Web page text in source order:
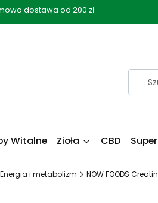
dostawa od 200 zł
Witalne Zioła CBD
Energia i metabolizm NOW FOODS